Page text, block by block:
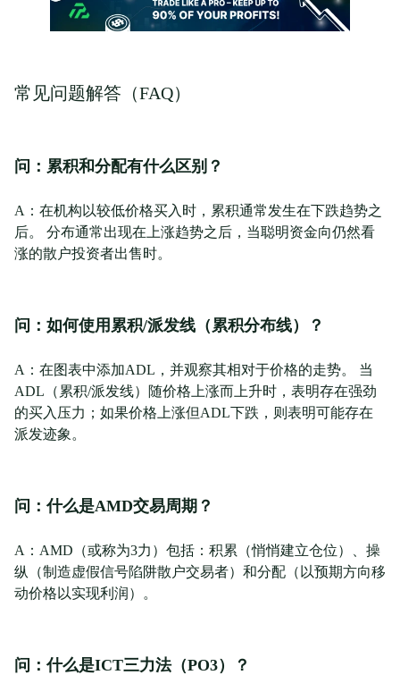
常见问题解答（FAQ）
问：累积和分配有什么区别？
A：在机构以较低价格买入时，累积通常发生在下跌趋势之
后。 分布通常出现在上涨趋势之后，当聪明资金向仍然看
涨的散户投资者出售时。
问：如何使用累积/派发线（累积分布线）？
A：在图表中添加ADL，并观察其相对于价格的走势。 当
ADL（累积/派发线）随价格上涨而上升时，表明存在强劲
的买入压力；如果价格上涨但ADL下跌，则表明可能存在
派发迹象。
问：什么是AMD交易周期？
A：AMD（或称为3力）包括：积累（悄悄建立仓位）、操
纵（制造虚假信号陷阱散户交易者）和分配（以预期方向移
动价格以实现利润）。
问：什么是ICT三力法（PO3）？